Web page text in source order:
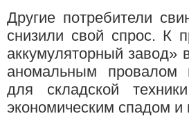
Другие потребители
снизили свой спрос. К
аккумуляторный завод»
аномальным провалом
для складской
экономическим спадом